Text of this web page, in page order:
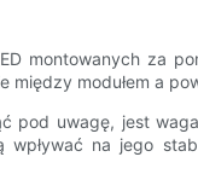
montowanych za
między modułem a
pod uwagę, jest
wpływać na jego